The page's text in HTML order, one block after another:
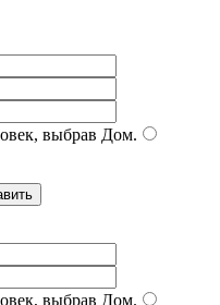
выбрав Дом.
выбрав Дом.